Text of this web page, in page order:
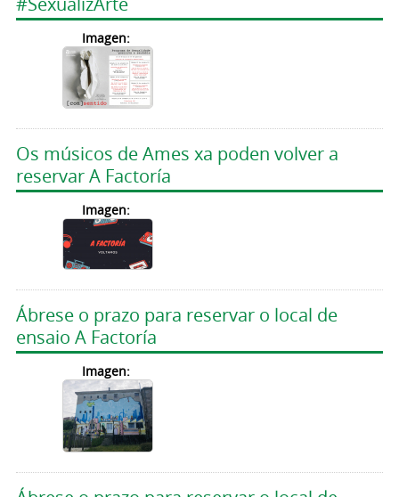
Imagen:
Os músicos de Ames xa poden volver a
reservar A Factoría
Imagen:
Ábrese o prazo para reservar o local de
ensaio A Factoría
Imagen: